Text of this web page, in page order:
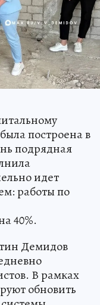
построена в
подрядная
идет
работы по
40%.
Демидов
В рамках
обновить